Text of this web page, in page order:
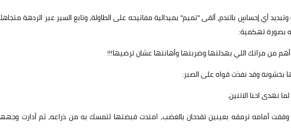
أي إحساسٍ بالندم، ألقى "تميم" بميدالية مفاتيحه على الطاولة، وتابع السير عبر الردهة
بصورة تهكمية:
من مراتك اللي بهدلتها وضربتها وأهانتها عشان ترضيها!!!
بخشونة وقد نفذت قواه على الصبر:
نهدى احنا الاتنين.
أمامه ترمقه بعينين تقدحان بالغضب، امتدت قبضتها لتمسك به من ذراعه، ثم أدارت